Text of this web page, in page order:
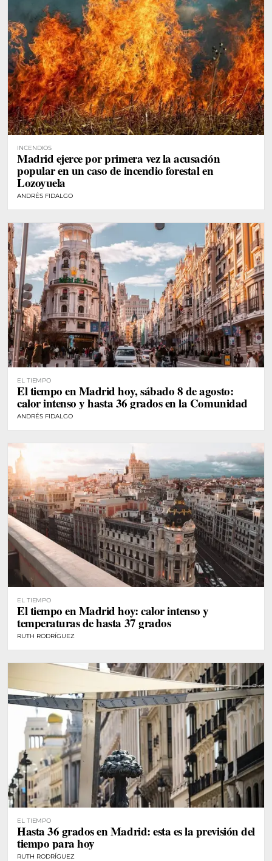
INCENDIOS
Madrid ejerce por primera vez la acusación
popular en un caso de incendio forestal en
Lozoyuela
ANDRÉS FIDALGO
EL TIEMPO
El tiempo en Madrid hoy, sábado 8 de agosto:
calor intenso y hasta 36 grados en la Comunidad
ANDRÉS FIDALGO
EL TIEMPO
El tiempo en Madrid hoy: calor intenso y
temperaturas de hasta 37 grados
RUTH RODRÍGUEZ
EL TIEMPO
Hasta 36 grados en Madrid: esta es la previsión del
tiempo para hoy
RUTH RODRÍGUEZ